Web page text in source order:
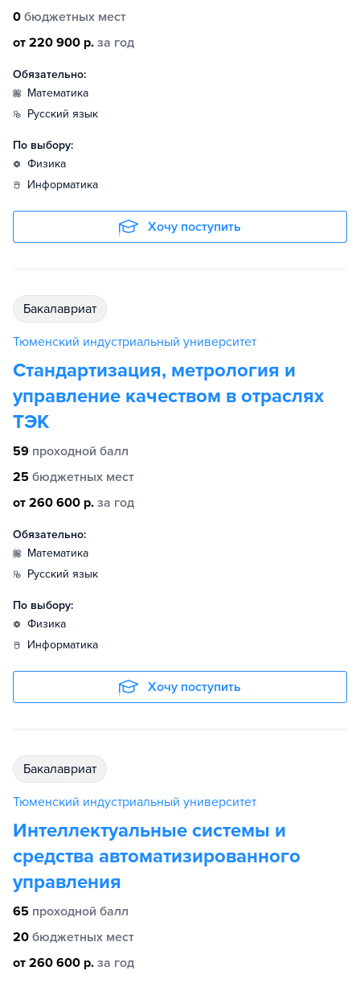
0 бюджетных мест
от 220 900 р. за год
Обязательно:
математика
русский язык
По выбору:
физика
информатика
Хочу поступить
бакалавриат
Тюменский индустриальный университет
Стандартизация, метрология и
управление качеством в отраслях
ТЭК
59 проходной балл
25 бюджетных мест
от 260 600 р. за год
Обязательно:
математика
русский язык
По выбору:
физика
информатика
Хочу поступить
бакалавриат
Тюменский индустриальный университет
Интеллектуальные системы и
средства автоматизированного
управления
65 проходной балл
20 бюджетных мест
от 260 600 р. за год